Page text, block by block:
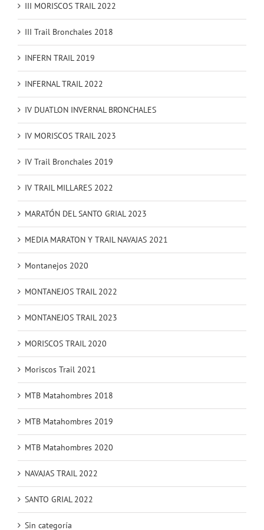
III MORISCOS TRAIL 2022
III Trail Bronchales 2018
INFERN TRAIL 2019
INFERNAL TRAIL 2022
IV DUATLON INVERNAL BRONCHALES
IV MORISCOS TRAIL 2023
IV Trail Bronchales 2019
IV TRAIL MILLARES 2022
MARATÓN DEL SANTO GRIAL 2023
MEDIA MARATON Y TRAIL NAVAJAS 2021
Montanejos 2020
MONTANEJOS TRAIL 2022
MONTANEJOS TRAIL 2023
MORISCOS TRAIL 2020
Moriscos Trail 2021
MTB Matahombres 2018
MTB Matahombres 2019
MTB Matahombres 2020
NAVAJAS TRAIL 2022
SANTO GRIAL 2022